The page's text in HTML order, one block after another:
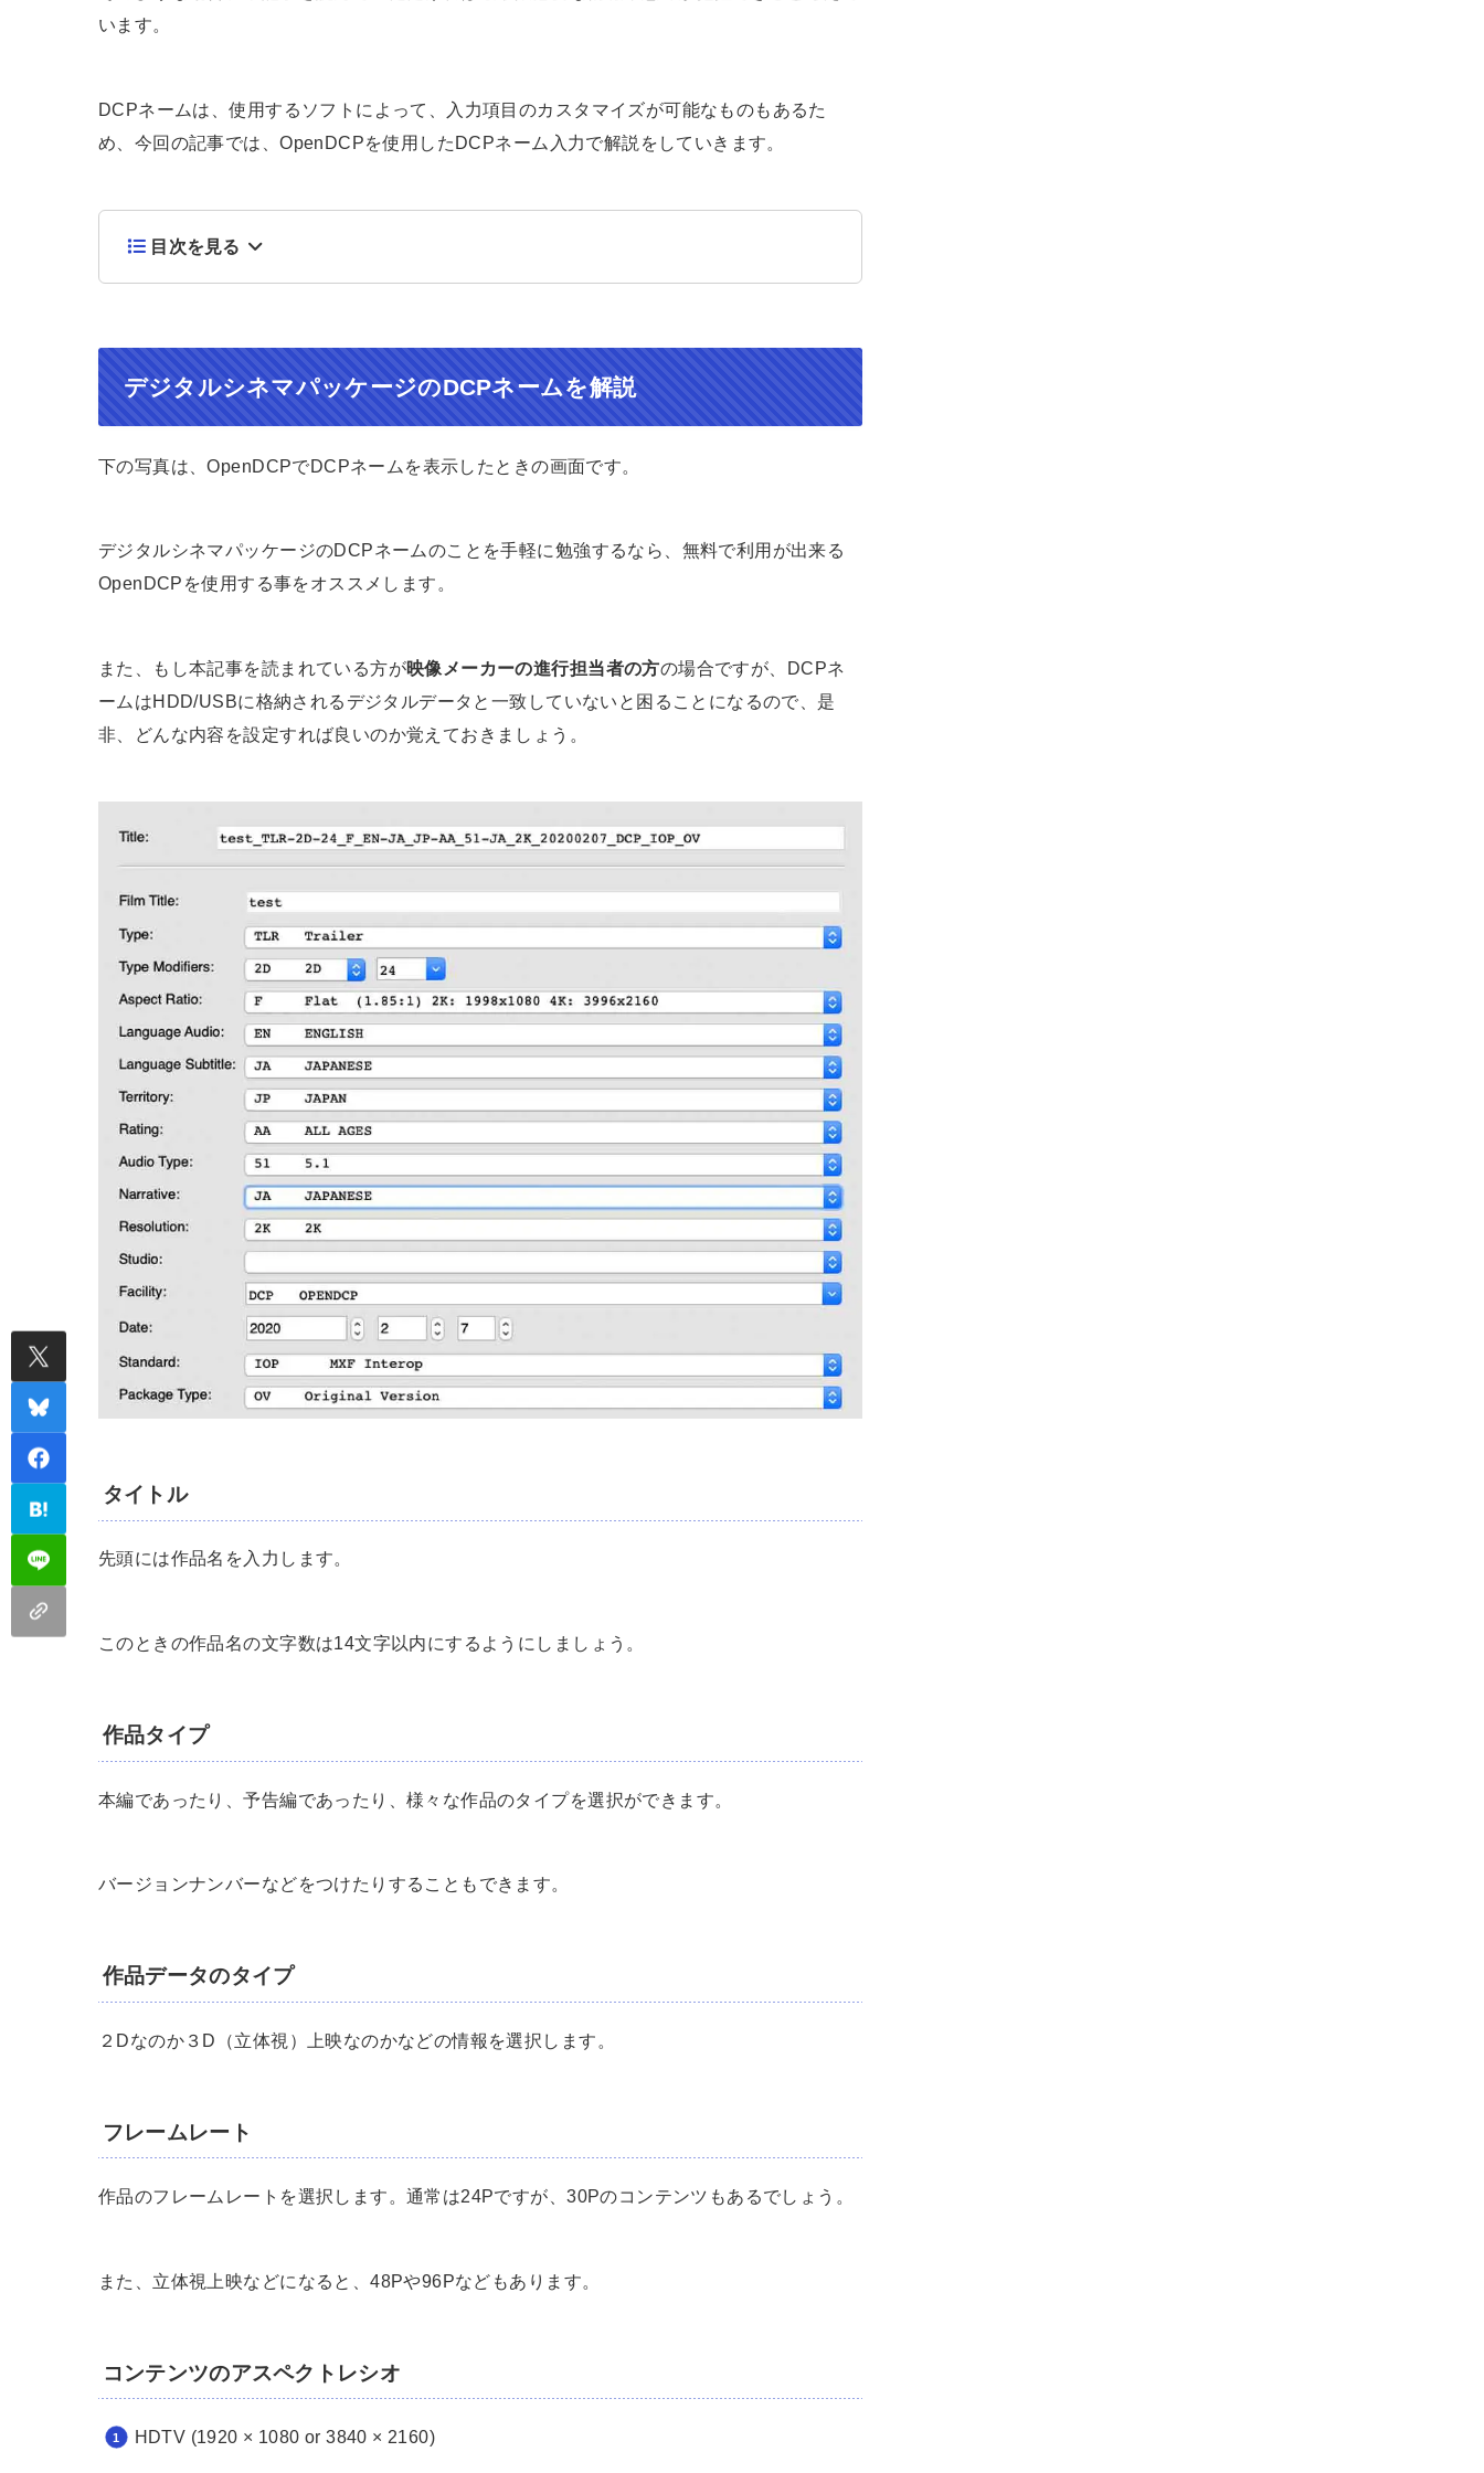
います。
DCPネームは、使用するソフトによって、入力項目のカスタマイズが可能なものもあるた
め、今回の記事では、OpenDCPを使用したDCPネーム入力で解説をしていきます。
目次を見る
デジタルシネマパッケージのDCPネームを解説
下の写真は、OpenDCPでDCPネームを表示したときの画面です。
デジタルシネマパッケージのDCPネームのことを手軽に勉強するなら、無料で利用が出来る
OpenDCPを使用する事をオススメします。
また、もし本記事を読まれている方が映像メーカーの進行担当者の方の場合ですが、DCPネ
ームはHDD/USBに格納されるデジタルデータと一致していないと困ることになるので、是
非、どんな内容を設定すれば良いのか覚えておきましょう。
タイトル
先頭には作品名を入力します。
このときの作品名の文字数は14文字以内にするようにしましょう。
作品タイプ
本編であったり、予告編であったり、様々な作品のタイプを選択ができます。
バージョンナンバーなどをつけたりすることもできます。
作品データのタイプ
２Dなのか３D（立体視）上映なのかなどの情報を選択します。
フレームレート
作品のフレームレートを選択します。通常は24Pですが、30Pのコンテンツもあるでしょう。
また、立体視上映などになると、48Pや96Pなどもあります。
コンテンツのアスペクトレシオ
HDTV (1920 × 1080 or 3840 × 2160)